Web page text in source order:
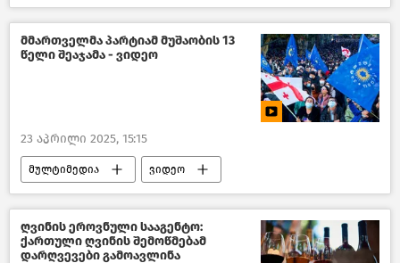
თბილისი დღეს
განათლება საქართველოში
საზოგადოება
მმართველმა პარტიამ მუშაობის 13
წელი შეაჯამა - ვიდეო
23 აპრილი 2025, 15:15
მულტიმედია ვიდეო
საქართველო ქართული ოცნება
ღვინის ეროვნული სააგენტო:
ქართული ღვინის შემოწმებამ
დარღვევები გამოავლინა